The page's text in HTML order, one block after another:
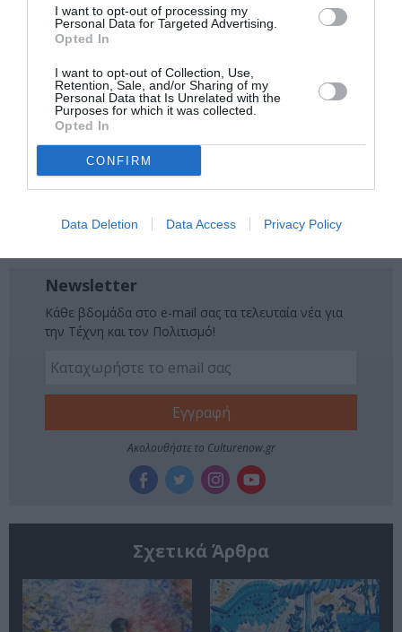
I want to opt-out of processing my
Personal Data for Targeted Advertising.
Opted In
I want to opt-out of Collection, Use,
Retention, Sale, and/or Sharing of my
Personal Data that Is Unrelated with the
Purposes for which it was collected.
Opted In
CONFIRM
Data Deletion Data Access Privacy Policy
Πολιτισμό στοCulturenow.gr
Νέοι Διαγωνισμοί❯
Tags
ΓΚΑΛΕΡΙ ΤΕΧΝΗΣ - ΑΙΘΟΥΣΕΣ ΤΕΧΝΗΣ
ΓΛΥΠΤΙΚΗ - ΧΑΡΑΚΤΙΚΗ
ΔΩΡΕΑΝ ΕΚΔΗΛΩΣΕΙΣ
ΟΜΑΔΙΚΕΣ ΕΚΘΕΣΕΙΣ
Newsletter
Κάθε βδομάδα στο e-mail σας τα τελευταία νέα για
την Τέχνη και τον Πολιτισμό!
Ακολουθήστε το Culturenow.gr
Σχετικά Άρθρα